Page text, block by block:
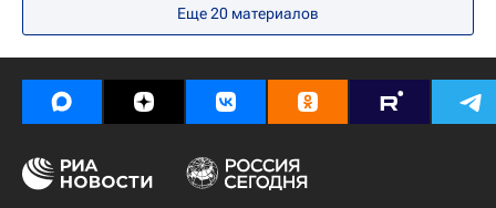
Еще 20 материалов